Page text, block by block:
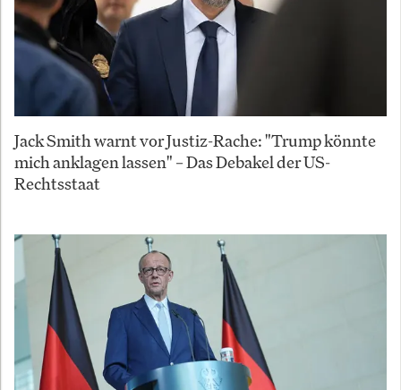
Jack Smith warnt vor Justiz-Rache: "Trump könnte
mich anklagen lassen" – Das Debakel der US-
Rechtsstaat